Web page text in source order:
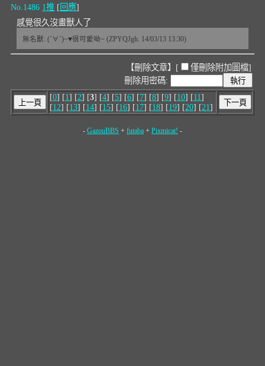
No.1486 1推 [ 回應]
感覺很久沒畫獸人了
無名獸: (´∀`)~♥很可愛呦~ (ZPYQJgh. 14/03/13 13:30)
【刪除文章】[ 僅刪除附加圖檔]
刪除用密碼:
[0] [1] [2] [3] [4] [5] [6] [7] [8] [9] [10] [11]
[12] [13] [14] [15] [16] [17] [18] [19] [20] [21]
- GazouBBS + futaba + Pixmicat! -